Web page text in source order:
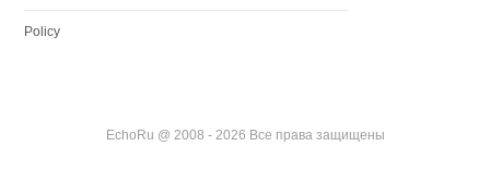
Policy
EchoRu @ 2008 - 2026 Все права защищены